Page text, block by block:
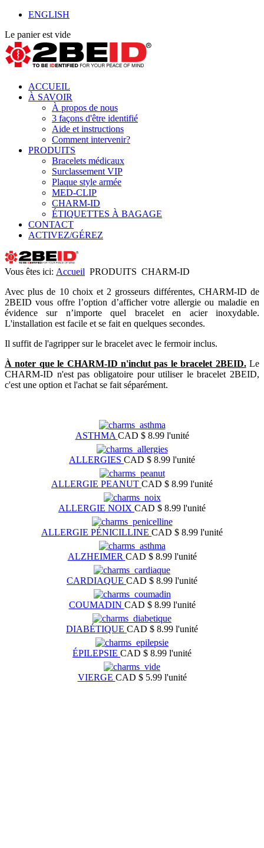
ENGLISH
Le panier est vide
ACCUEIL
À SAVOIR
À propos de nous
3 façons d'être identifié
Aide et instructions
Comment intervenir?
PRODUITS
Bracelets médicaux
Surclassement VIP
Plaque style armée
MED-CLIP
CHARM-ID
ÉTIQUETTES À BAGAGE
CONTACT
ACTIVEZ/GÉREZ
Vous êtes ici: Accueil PRODUITS CHARM-ID
Avec plus de 10 choix et 2 grosseurs différentes, CHARM-ID de
2BEID vous offre l’option d’afficher votre allergie ou maladie en
évidence sur n’importe quel bracelet en acier inoxydable.
L'installation est facile et se fait en quelques secondes.
Il suffit de l'agripper sur le bracelet avec le fermoir inclus.
À noter que le CHARM-ID n'inclut pas le bracelet 2BEID.Le
CHARM-ID n'est pas obligatoire pour utiliser le bracelet 2BEID,
c'est une option et l'achat se fait séparément.
ASTHMA CAD $ 8.99 l'unité
ALLERGIES CAD $ 8.99 l'unité
ALLERGIE PEANUT CAD $ 8.99 l'unité
ALLERGIE NOIX CAD $ 8.99 l'unité
ALLERGIE PÉNICILLINE CAD $ 8.99 l'unité
ALZHEIMER CAD $ 8.99 l'unité
CARDIAQUE CAD $ 8.99 l'unité
COUMADIN CAD $ 8.99 l'unité
DIABÉTIQUE CAD $ 8.99 l'unité
ÉPILEPSIE CAD $ 8.99 l'unité
VIERGE CAD $ 5.99 l'unité